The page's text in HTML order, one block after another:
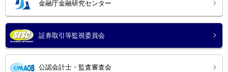
金融庁金融研究センター
証券取引等監視委員会
公認会計士・監査審査会